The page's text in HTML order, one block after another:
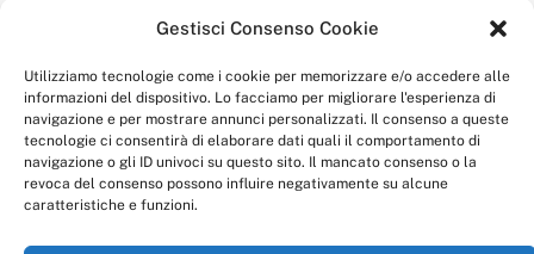
Gestisci Consenso Cookie
Utilizziamo tecnologie come i cookie per memorizzare e/o accedere alle
informazioni del dispositivo. Lo facciamo per migliorare l'esperienza di
navigazione e per mostrare annunci personalizzati. Il consenso a queste
tecnologie ci consentirà di elaborare dati quali il comportamento di
navigazione o gli ID univoci su questo sito. Il mancato consenso o la
revoca del consenso possono influire negativamente su alcune
caratteristiche e funzioni.
“Anagnia” è un marchio registrato presso l’Ufficio Italiano
Economico,
num. registrazione: 302017000014044 del 9 febbraio 2017.
Per contatti:redazione@anagnia.com